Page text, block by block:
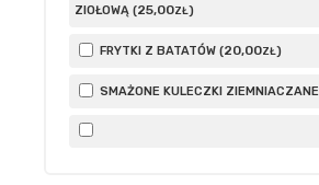
ZIOŁOWĄ (25,00ZŁ)
FRYTKI Z BATATÓW (20,00ZŁ)
SMAŻONE KULECZKI